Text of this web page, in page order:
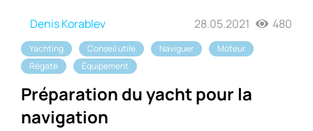
Denis Korablev 28.05.2021 480
Yachting Conseil utile Naviguer
Moteur
Régate
Équipement
Préparation du yacht pour la
navigation